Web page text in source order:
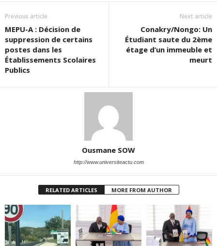
Previous article
MEPU-A : Décision de
suppression de certains
postes dans les
Établissements Scolaires
Publics
Next article
Conakry/Nongo: Un
Étudiant saute du 2ème
étage d’un immeuble et
meurt
Ousmane SOW
http://www.universiteactu.com
RELATED ARTICLES MORE FROM AUTHOR